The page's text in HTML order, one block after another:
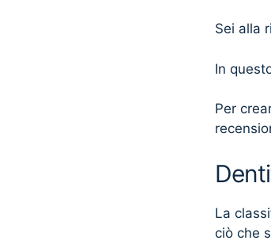
Sei alla
In
Per
La
ciò che